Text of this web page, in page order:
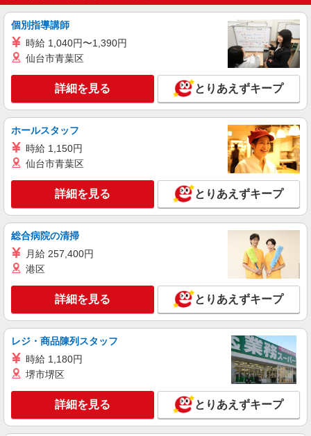
甲斐市内 ≪車通勤OK≫
キープ 詳細を見る
株式会社kotrio /●MT-H-1854272
甲斐市▼デイサービスの看護師▼ラクラク業務
♪時短相談OK
時給2000円〜 ＜日払い有/週払い有/交通費全
キープ 詳細を見る
株式会社kotrio /●MT-H-1959143
甲斐市｜看護師さんのサポートスタッフ募集♪
時給1500円〜2125円 ＜日払い有/週払い有/交
通費全支給(ガソリン代含む)＞
甲斐市内 ≪車通勤OK≫
キープ 詳細を見る
派遣社員
甲斐市＊綺麗な病院で看護助手デビュー♪無資
格・未経験OK
時給1500円〜2125円 ＜日払い有/週払い有/交
個別指導講師
時給 1,040円〜1,390円
仙台市青葉区
詳細を見る とりあえずキープ
ホールスタッフ
時給 1,150円
仙台市青葉区
詳細を見る とりあえずキープ
総合病院の清掃
月給 257,400円
港区
詳細を見る とりあえずキープ
レジ・商品陳列スタッフ
時給 1,180円
堺市堺区
詳細を見る とりあえずキープ